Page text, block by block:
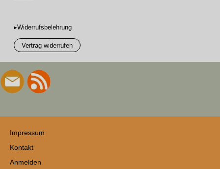
▸Widerrufsbelehrung
Vertrag widerrufen
Impressum
Kontakt
Anmelden